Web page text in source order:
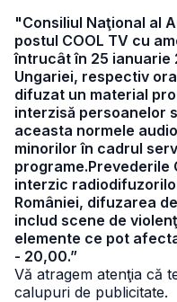
"Consiliul Naţional al
postul COOL TV cu
întrucât în 25 ianuarie
Ungariei, respectiv
difuzat un material
interzisă persoanelor
aceasta normele
minorilor în cadrul
programe.Prevederile
interzic
României, difuzarea
includ scene de
elemente ce pot
- 20,00.”
Vă atragem atenţia că
calupuri de publicitate.